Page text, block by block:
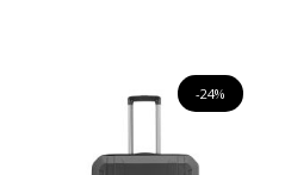
-24%